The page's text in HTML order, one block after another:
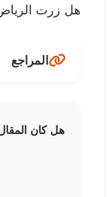
هل زرت
المراجع
الهيئة
هل كان